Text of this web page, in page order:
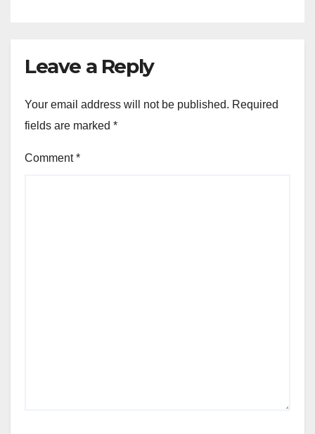
Leave a Reply
Your email address will not be published. Required
fields are marked *
Comment*